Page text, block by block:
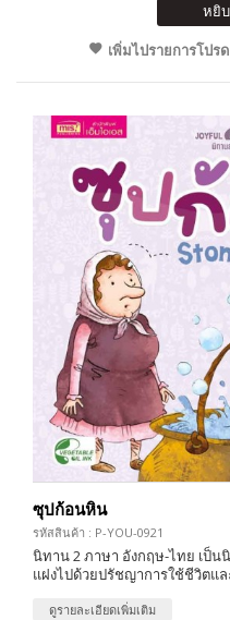
หยิ
เพิ่มไปรายการโปรด
ซุปก้อนหิน
รหัสสินค้า : P-YOU-0921
นิทาน 2 ภาษา อังกฤษ-ไทย เป็
แฝงไปด้วยปรัชญาการใช้ชีวิตแ
ดูรายละเอียดเพิ่มเติม